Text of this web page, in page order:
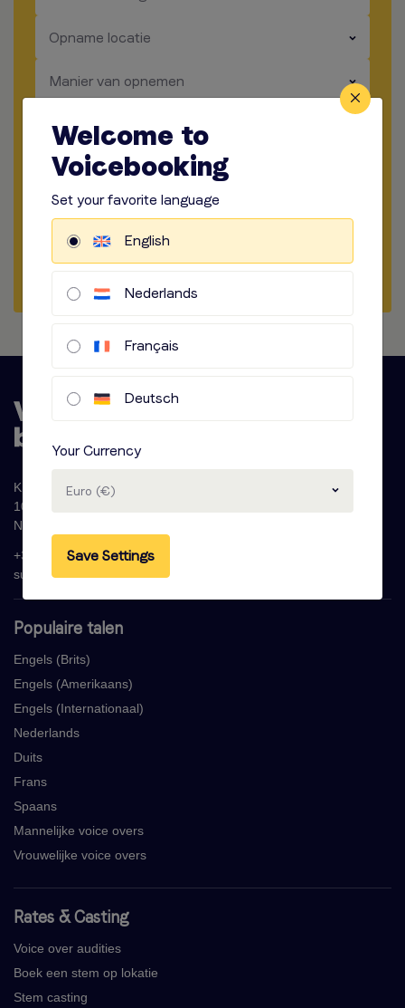
Opname locatie
​​​
Manier van opnemen
​​​
Audio opties
​​​
Begin met briefen
Vraag een sample aan
Stel een vraag
Populaire talen
Engels (Brits)
Engels (Amerikaans)
Engels (Internationaal)
Nederlands
Duits
Frans
Spaans
Mannelijke voice overs
Vrouwelijke voice overs
Rates & Casting
Voice over audities
Boek een stem op lokatie
Stem casting
Krijn Taconiskade 286
1087 HW Amsterdam
Nederland
+31 (0)20 - 77 47 323
support@voicebooking.com
Welcome to
Voicebooking
Set your favorite language
English
Nederlands
Français
Deutsch
Your Currency
Euro (€)
Save Settings